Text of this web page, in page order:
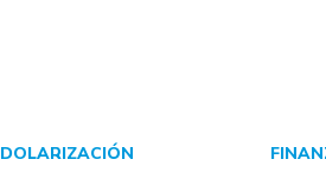
DOLARIZACIÓN